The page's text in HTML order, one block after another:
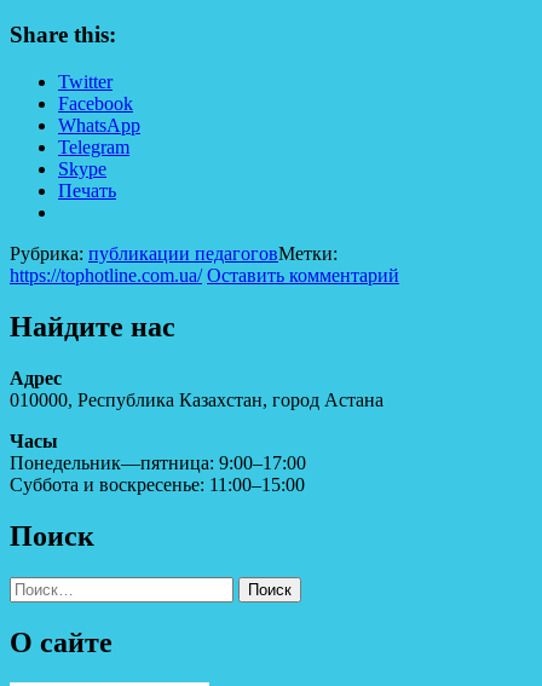
Share this:
Twitter
Facebook
WhatsApp
Telegram
Skype
Печать
Рубрика: публикации педагоговМетки:
https://tophotline.com.ua/ Оставить комментарий
Найдите нас
Адрес
010000, Республика Казахстан, город Астана
Часы
Понедельник—пятница: 9:00–17:00
Суббота и воскресенье: 11:00–15:00
Поиск
Найти:
О сайте